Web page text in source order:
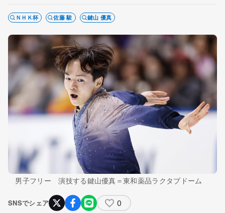
ＮＨＫ杯 佐藤 駿 鍵山 優真
男子フリー 演技する鍵山優真＝東和薬品ラクタブドーム
SNSでシェア 0